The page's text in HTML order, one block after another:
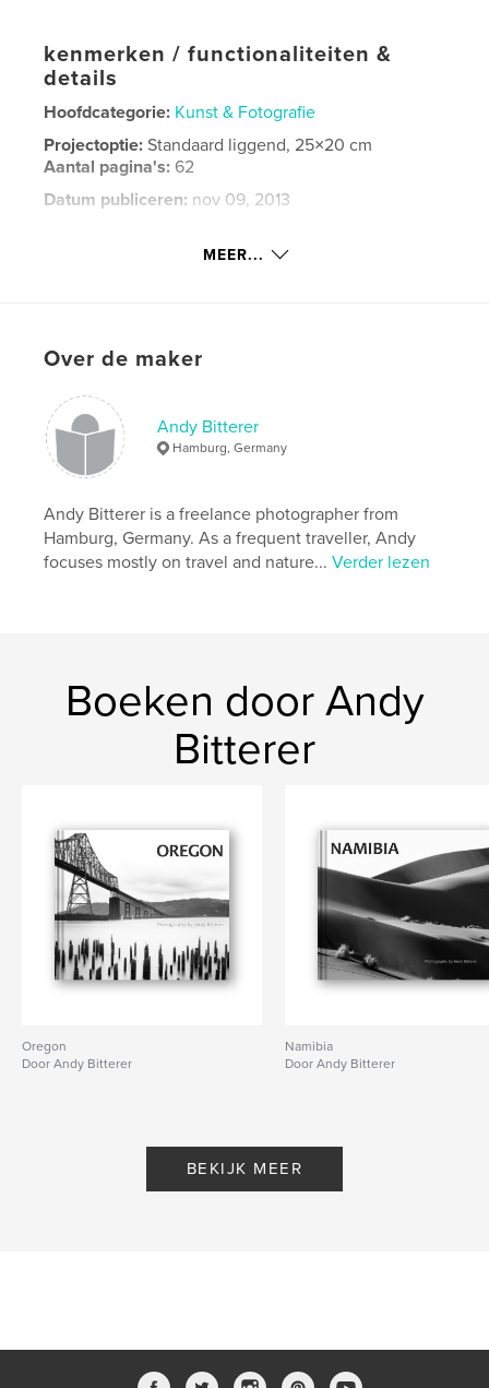
kenmerken / functionaliteiten &
details
Hoofdcategorie: Kunst & Fotografie
Projectoptie:Standaard liggend, 25×20 cm
Aantal pagina's: 62
Datum publiceren: nov 09, 2013
MEER...
Over de maker
Andy Bitterer
Hamburg, Germany
Andy Bitterer is a freelance photographer from
Hamburg, Germany. As a frequent traveller, Andy
focuses mostly on travel and nature...Verder lezen
Boeken door Andy
Bitterer
Oregon
Door Andy Bitterer
Namibia
Door Andy Bitterer
BEKIJK MEER